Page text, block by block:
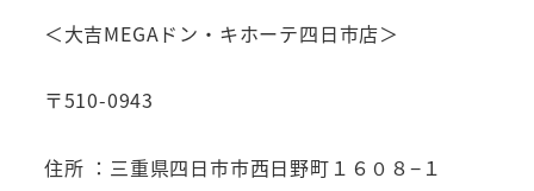
＜大吉MEGAドン・キホーテ四日市店＞
〒510-0943
住所 ：三重県四日市市西日野町１６０８−１